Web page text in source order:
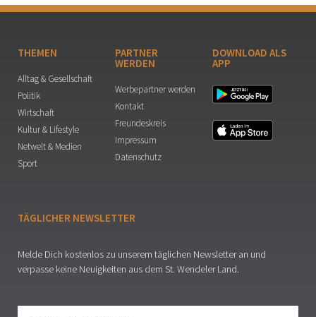
THEMEN
Alltag & Gesellschaft
Politik
Wirtschaft
Kultur & Lifestyle
Netwelt & Medien
Sport
PARTNER
WERDEN
Werbepartner werden
Kontakt
Freundeskreis
Impressum
Datenschutz
DOWNLOAD ALS
APP
TÄGLICHER NEWSLETTER
Melde Dich kostenlos zu unserem täglichen Newsletter an und
verpasse keine Neuigkeiten aus dem St. Wendeler Land.